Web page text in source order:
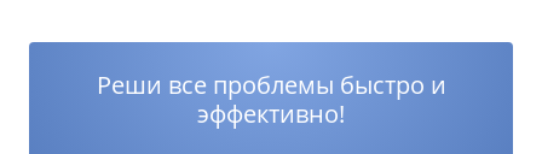
Реши все проблемы быстро и
эффективно!